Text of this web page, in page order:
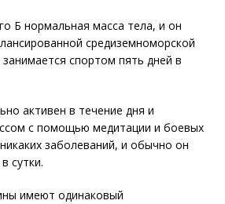
Б нормальная масса тела, и он
средиземноморской
спортом пять дней в
активен в течение дня и
с помощью медитации и боевых
заболеваний, и обычно он
сутки.
имеют одинаковый